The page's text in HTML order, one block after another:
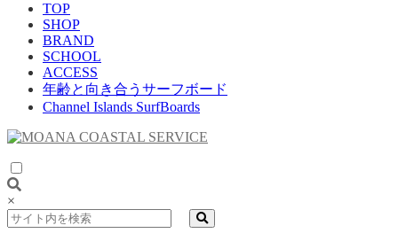
TOP
SHOP
BRAND
SCHOOL
ACCESS
年齢と向き合うサーフボード
Channel Islands SurfBoards
×